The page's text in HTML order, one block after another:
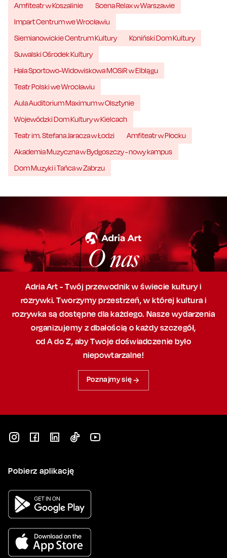
Amfiteatr w Koszalinie
Scena Relax w Warszawie
Impart Centrum we Wrocławiu
Siemianowickie Centrum Kultury
Koniński Dom Kultury
Suwalski Ośrodek Kultury
Hala Sportowo-Widowiskowa MOSiR w Elblągu
Teatr Polski we Wrocławiu
Aula Auditorium Maximum w Olsztynie
Wojewódzki Dom Kultury w Kielcach
Teatr im. Stefana Jaracza w Łodzi
Amfiteatr w Płocku
Akademia Muzyczna w Bydgoszczy - nowy kampus
Dom Muzyki i Tańca w Zabrzu
O nas
Adria Art - Twój przewodnik w świecie kultury i
rozrywki. Tworzymy przestrzeń,w której kultura i
rozrywka są dostępne dla każdego. Nasze wydarzenia
organizujemy z dbałością o każdy szczegół,
od A do Z, abyTwoje doświadczenie było
niepowtarzalne!
Poznajmy się
Pobierz aplikację